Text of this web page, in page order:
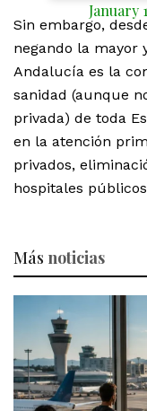
January
Sin embargo,
negando la mayor
Andalucía es la
sanidad (aunque
privada) de toda
en la atención
privados,
hospitales
Más noticias